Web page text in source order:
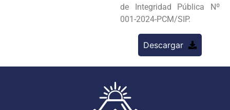
de Integridad Pública Nº
001-2024-PCM/SIP.
Descargar